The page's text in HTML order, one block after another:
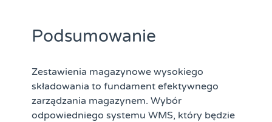
Podsumowanie
Zestawienia magazynowe wysokiego
składowania to fundament efektywnego
zarządzania magazynem. Wybór
odpowiedniego systemu WMS, który będzie